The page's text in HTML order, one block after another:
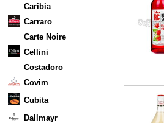
Caribia
Carraro
Carte Noire
Cellini
Costadoro
Covim
Cubita
Dallmayr